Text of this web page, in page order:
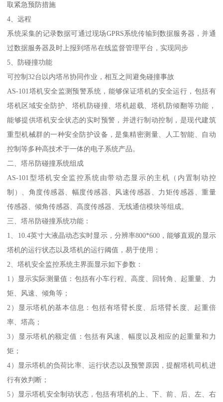
取紧急预防措施
4、远程
系统采集的记录数据可通过现场GPRS系统传输到数据服务器，并通
过数据服务器及时上报到塔吊在线监督管理平台，实现同步
5、防碰撞功能
可控制32台以内塔吊协同作业，相互之间避免碰撞事故
AS-101塔机安全监测预警系统，能够保证塔机的安全运行，包括有
塔机区域安全防护、塔机防碰撞、塔机超载、塔机防倾翻等功能，
能够提供塔机安全状态的实时预警，并进行制动控制，是现代建筑
重型机械群的一种安全防护设备，是集精密测量、人工智能、自动
控制等多种高技术于一体的电子系统产品。
二、塔吊防碰撞系统组成
AS-101型塔机安全监控系统由带动态显示的主机（内置制动控
制）、角度传感器、幅度传感器、风速传感器、力矩传感器、重量
传感器、倾角传感器、高度传感器、无线通信模块等组成。
三、塔吊防碰撞系统功能：
1、10.4英寸大液晶动态实时显示，分辨率800*600，能够直观的显示
塔机的运行状态以及塔机的运行阈值，易于使用；
2、塔机安全监控系统主界面显示如下参数：
1）显示实际测量值：包括有小车行程、高度、回转角、起重量、力
矩、风速、倾角等；
2）显示塔机的基本信息：包括有塔臂长度、后塔臂长度、起重倍
率、塔高；
3）显示塔机的额定值：包括有风速、幅度以及相应的起重量和力
矩；
4）显示塔机的负荷比率、运行状态以及预警原因，提醒塔机司机进
行有效判断；
5）显示塔机安全制动状态，包括有塔机的上、下、前、后、左、右